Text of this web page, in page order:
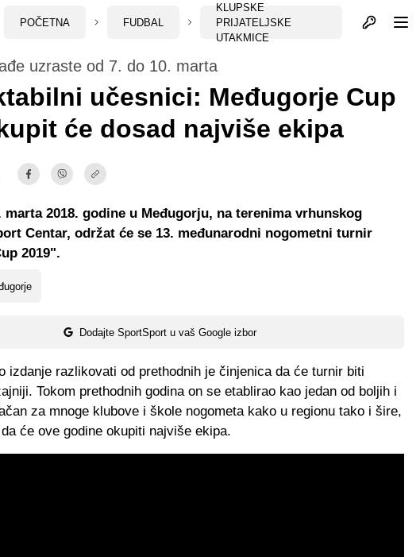
POČETNA FUDBAL
KLUPSKE
PRIJATELJSKE
UTAKMICE
Otvori profil
uzraste od 7. do 10. marta
učesnici: Međugorje Cup
će dosad najviše ekipa
Dodajte SportSport u vaš Google izbor
marta 2018. godine u Međugorju, na terenima vrhunskog
Centar, održat će se 13. međunarodni nogometni turnir
2019".
izdanje razlikovati od prethodnih je činjenica da će turnir biti
Tokom prethodnih godina on se etablirao kao jedan od boljih i
za mnoge klubove i škole nogometa kako u regionu tako i šire,
će ove godine okupiti najviše ekipa.